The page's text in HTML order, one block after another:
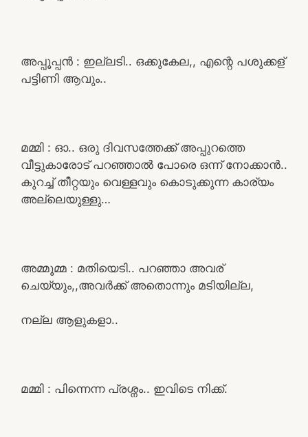
അപ്പൂപ്പൻ : ഇല്ലടി.. ഒക്കുകേല,, എന്റെ പശുക്കള്
പട്ടിണി ആവും..
മമ്മി : ഓ.. ഒരു ദിവസത്തേക്ക് അപ്പുറത്തെ
വീട്ടുകാരോട് പറഞ്ഞാൽ പോരെ ഒന്ന് നോക്കാൻ..
കുറച്ച് തീറ്റയും വെള്ളവും കൊടുക്കുന്ന കാര്യം
അല്ലെയുള്ളു…
അമ്മൂമ്മ : മതിയെടി.. പറഞ്ഞാ അവര്
ചെയ്യും,,അവർക്ക് അതൊന്നും മടിയില്ല,
നല്ല ആളുകളാ..
മമ്മി : പിന്നെന്ന പ്രശ്നം.. ഇവിടെ നിക്ക്.